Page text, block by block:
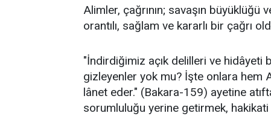
Alimler, çağrının; savaşın büyüklüğü
orantılı, sağlam ve kararlı bir çağrı
"İndirdiğimiz açık delilleri ve hidâyeti
gizleyenler yok mu? İşte onlara hem
lânet eder." (Bakara-159) ayetine
sorumluluğu yerine getirmek,